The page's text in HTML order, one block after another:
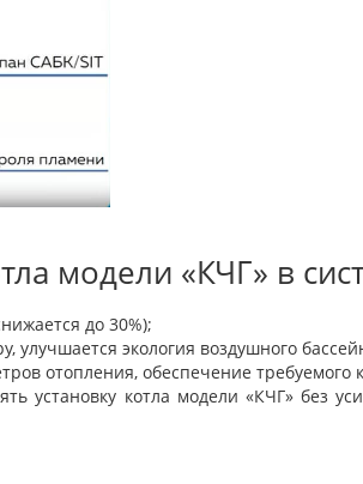
модели «КЧГ» в
до 30%);
экология воздушного
отопления, обеспечение
установку котла модели «КЧГ» без